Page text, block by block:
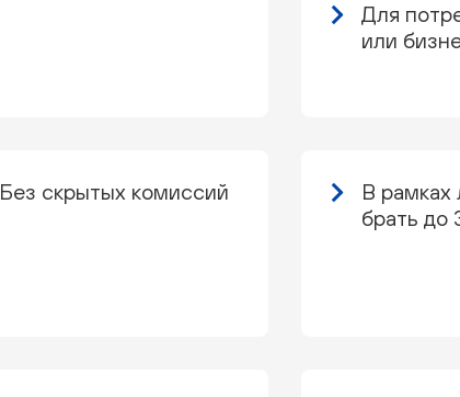
Для
или
Без скрытых комиссий
В
брать до